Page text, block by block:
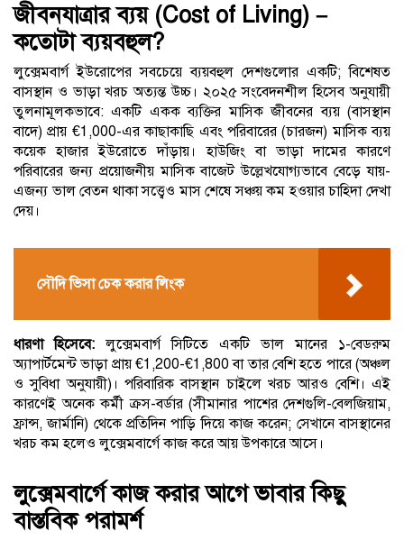
জীবনযাত্রার ব্যয় (Cost of Living) –
কতোটা ব্যয়বহুল?
লুক্সেমবার্গ ইউরোপের সবচেয়ে ব্যয়বহুল দেশগুলোর একটি; বিশেষত
বাসস্থান ও ভাড়া খরচ অত্যন্ত উচ্চ। ২০২৫ সংবেদনশীল হিসেব অনুযায়ী
তুলনামূলকভাবে: একটি একক ব্যক্তির মাসিক জীবনের ব্যয় (বাসস্থান
বাদে) প্রায় €1,000-এর কাছাকাছি এবং পরিবারের (চারজন) মাসিক ব্যয়
কয়েক হাজার ইউরোতে দাঁড়ায়। হাউজিং বা ভাড়া দামের কারণে
পরিবারের জন্য প্রয়োজনীয় মাসিক বাজেট উল্লেখযোগ্যভাবে বেড়ে যায়-
এজন্য ভাল বেতন থাকা সত্ত্বেও মাস শেষে সঞ্চয় কম হওয়ার চাহিদা দেখা
দেয়।
সৌদি ভিসা চেক করার লিংক
ধারণা হিসেবে: লুক্সেমবার্গ সিটিতে একটি ভাল মানের ১-বেডরুম
অ্যাপার্টমেন্ট ভাড়া প্রায় €1,200-€1,800 বা তার বেশি হতে পারে (অঞ্চল
ও সুবিধা অনুযায়ী)। পরিবারিক বাসস্থান চাইলে খরচ আরও বেশি। এই
কারণেই অনেক কর্মী ক্রস-বর্ডার (সীমানার পাশের দেশগুলি-বেলজিয়াম,
ফ্রান্স, জার্মানি) থেকে প্রতিদিন পাড়ি দিয়ে কাজ করেন; সেখানে বাসস্থানের
খরচ কম হলেও লুক্সেমবার্গে কাজ করে আয় উপকারে আসে।
লুক্সেমবার্গে কাজ করার আগে ভাবার কিছু
বাস্তবিক পরামর্শ